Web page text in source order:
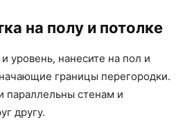
на полу и потолке
уровень, нанесите на пол и
границы перегородки.
параллельны стенам и
другу.